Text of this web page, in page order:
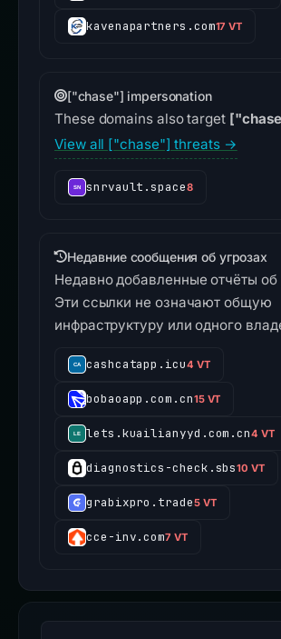
kavenapartners.com17 VT
["chase"] impersonation
These domains also target
View all ["chase"] threats →
snrvault.space8
Недавние сообщения об угрозах
Недавно добавленные отчёты об
Эти ссылки не означают общую
инфраструктуру или одного
cashcatapp.icu4 VT
bobaoapp.com.cn15 VT
lets.kuailianyyd.com.cn4 VT
diagnostics-check.sbs10 VT
grabixpro.trade5 VT
cce-inv.com7 VT